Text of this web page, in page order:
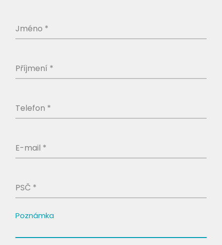
Jméno *
Příjmení *
Telefon *
E-mail *
PSČ *
Poznámka